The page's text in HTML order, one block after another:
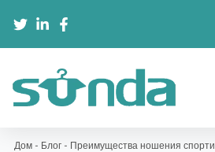
содержимому
Дом- Блог- Преимущества ношения